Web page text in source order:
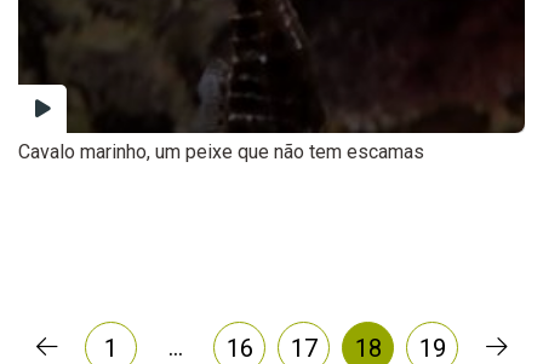
Cavalo marinho, um peixe que não tem escamas
1 … 16 17 18 19